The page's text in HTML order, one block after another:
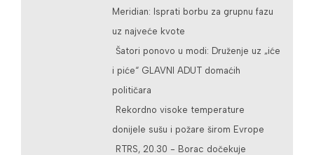
Meridian: Isprati borbu za grupnu fazu
uz najveće kvote
Šatori ponovo u modi: Druženje uz „iće
i piće“ GLAVNI ADUT domaćih
političara
Rekordno visoke temperature
donijele sušu i požare širom Evrope
RTRS, 20.30 - Borac dočekuje